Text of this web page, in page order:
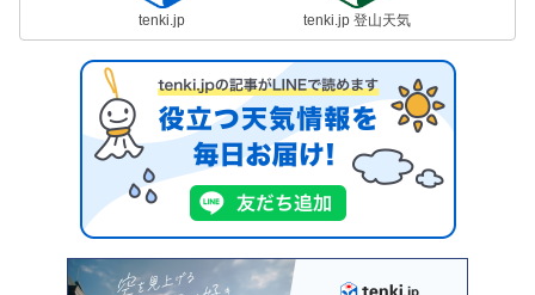
tenki.jp tenki.jp 登山天気